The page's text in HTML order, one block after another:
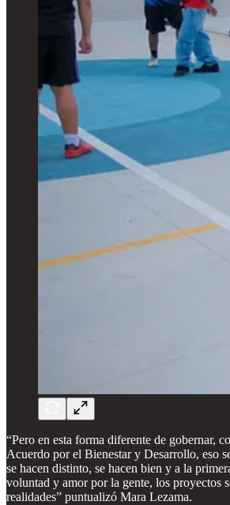
“Pero en esta forma diferente de gobernar,
Acuerdo por el Bienestar y Desarrollo, eso
se hacen distinto, se hacen bien y a la
voluntad y amor por la gente, los proyectos
realidades” puntualizó Mara Lezama.